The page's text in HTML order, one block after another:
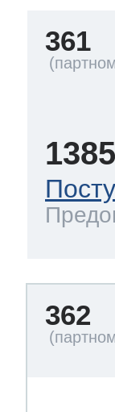
361
362